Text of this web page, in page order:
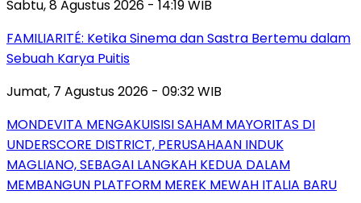
Sabtu, 8 Agustus 2026 - 14:19 WIB
FAMILIARITÉ: Ketika Sinema dan Sastra Bertemu dalam
Sebuah Karya Puitis
Jumat, 7 Agustus 2026 - 09:32 WIB
MONDEVITA MENGAKUISISI SAHAM MAYORITAS DI
UNDERSCORE DISTRICT, PERUSAHAAN INDUK
MAGLIANO, SEBAGAI LANGKAH KEDUA DALAM
MEMBANGUN PLATFORM MEREK MEWAH ITALIA BARU